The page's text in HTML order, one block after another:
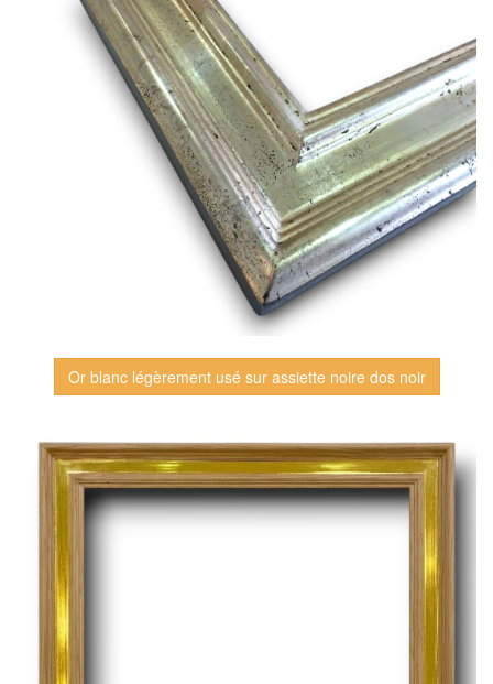
Or blanc légèrement usé sur assiette noire dos noir